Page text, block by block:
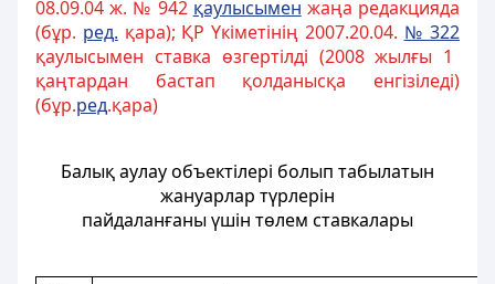
08.09.04 ж. № 942 қаулысымен жаңа редакцияда
(бұр. ред. қара); ҚР Үкіметінің 2007.20.04. № 322
қаулысымен ставка өзгертілді (2008 жылғы 1
қаңтардан бастап қолданысқа енгізіледі)
(бұр.ред.қара)
Балық аулау объектілерi болып табылатын
жануарлар түрлерiн
пайдаланғаны үшiн төлем ставкалары